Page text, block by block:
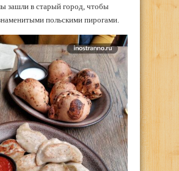
зашли в старый город, чтобы
польскими пирогами.